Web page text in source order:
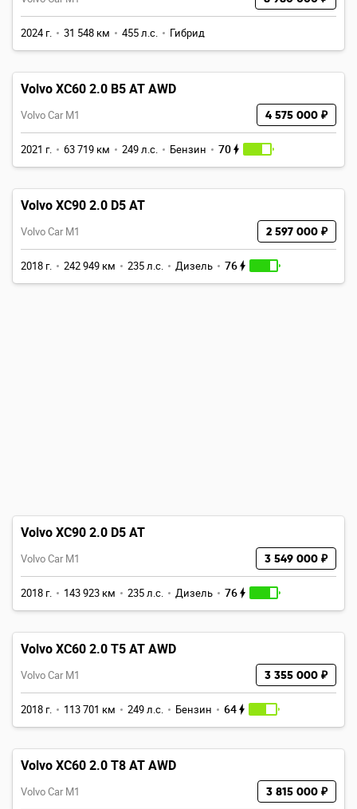
2024 г. 31 548 км 455 л.с. Гибрид
Volvo XC60 2.0 B5 AT AWD
Volvo Car M1 4 575 000 ₽
2021 г. 63 719 км 249 л.с. Бензин 70
Volvo XC90 2.0 D5 AT
Volvo Car M1 2 597 000 ₽
2018 г. 242 949 км 235 л.с. Дизель 76
Volvo XC90 2.0 D5 AT
Volvo Car M1 3 549 000 ₽
2018 г. 143 923 км 235 л.с. Дизель 76
Volvo XC60 2.0 T5 AT AWD
Volvo Car M1 3 355 000 ₽
2018 г. 113 701 км 249 л.с. Бензин 64
Volvo XC60 2.0 T8 AT AWD
Volvo Car M1 3 815 000 ₽